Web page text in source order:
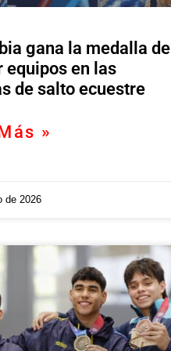
gana la medalla de
equipos en las
de salto ecuestre
»
de 2026